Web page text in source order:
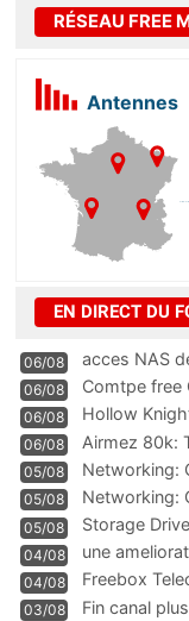
RÉSEAU FREE
Antennes
EN DIRECT DU
06/08 acces NAS
06/08 Comtpe free
06/08 Hollow
06/08
Airmez 80k:
Technologie
05/08 Networking:
05/08
Networking:
Information
05/08
Storage
Management
04/08
une
WIFI
04/08
Freebox
Communi
03/08 Fin canal